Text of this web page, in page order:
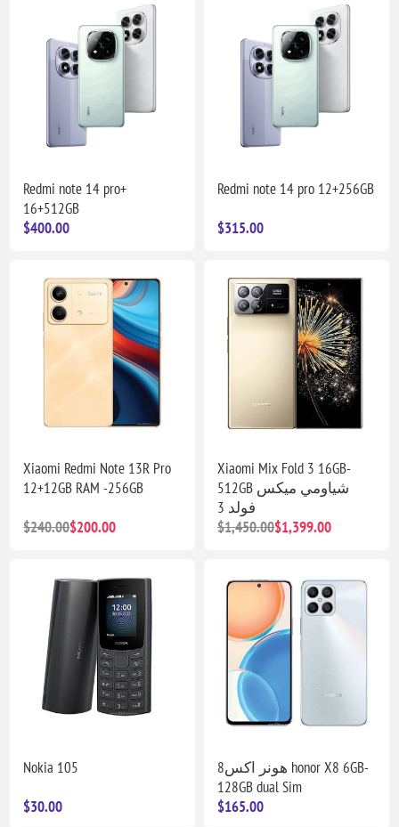
Redmi note 14 pro+
16+512GB
$400.00
Redmi note 14 pro 12+256GB
$315.00
Xiaomi Redmi Note 13R Pro
12+12GB RAM -256GB
$240.00$200.00
Xiaomi Mix Fold 3 16GB-
512GB شياومي ميكس
فولد 3
$1,450.00$1,399.00
Nokia 105
$30.00
هونر اكس8 honor X8 6GB-
128GB dual Sim
$165.00